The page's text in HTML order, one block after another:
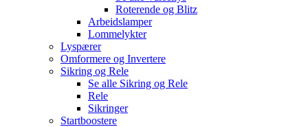
Roterende og Blitz
Arbeidslamper
Lommelykter
Lyspærer
Omformere og Invertere
Sikring og Rele
Se alle Sikring og Rele
Rele
Sikringer
Startboostere